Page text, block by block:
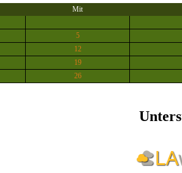
Mit
5
12
19
26